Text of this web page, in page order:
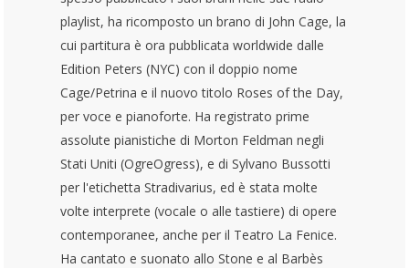
playlist, ha ricomposto un brano di John Cage, la
cui partitura è ora pubblicata worldwide dalle
Edition Peters (NYC) con il doppio nome
Cage/Petrina e il nuovo titolo Roses of the Day,
per voce e pianoforte. Ha registrato prime
assolute pianistiche di Morton Feldman negli
Stati Uniti (OgreOgress), e di Sylvano Bussotti
per l'etichetta Stradivarius, ed è stata molte
volte interprete (vocale o alle tastiere) di opere
contemporanee, anche per il Teatro La Fenice.
Ha cantato e suonato allo Stone e al Barbès